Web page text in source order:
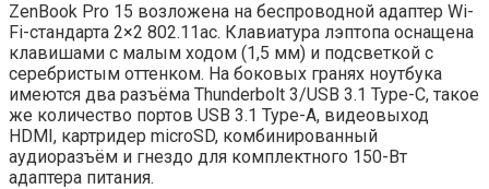
ZenBook Pro 15 возложена на беспроводной адаптер Wi-
Fi-стандарта 2×2 802.11ac. Клавиатура лэптопа оснащена
клавишами с малым ходом (1,5 мм) и подсветкой с
серебристым оттенком. На боковых гранях ноутбука
имеются два разъёма Thunderbolt 3/USB 3.1 Type-C, такое
же количество портов USB 3.1 Type-A, видеовыход
HDMI, картридер microSD, комбинированный
аудиоразъём и гнездо для комплектного 150-Вт
адаптера питания.